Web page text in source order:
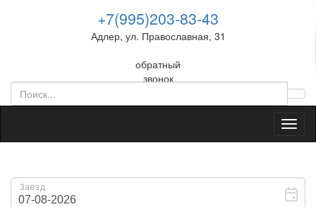
+7(995)203-83-43
Адлер, ул. Православная, 31
обратный
звонок